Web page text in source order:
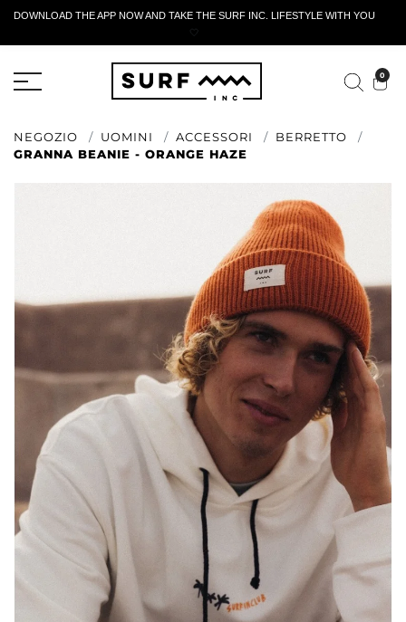
DOWNLOAD THE APP NOW AND TAKE THE SURF INC. LIFESTYLE WITH YOU
🤍
0
NEGOZIO UOMINI ACCESSORI
BERRETTO
GRANNA BEANIE - ORANGE HAZE
Precedente
MODULO DI RESTITUZIONE ATTIVO